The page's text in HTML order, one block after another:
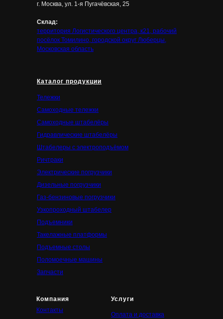
Каталог продукции
Тележки
Самоходные тележки
Самоходные штабелёры
Гидравлические штабелёры
Штабелеры с электроподъёмом
Ричтраки
Электрические погрузчики
Дизельные погрузчики
Газ-бензиновые погрузчики
Узкопроходный штабелер
Подъемники
Такелажные платформы
Подъемные столы
Поломоечные машины
Запчасти
Компания
Контакты
г. Москва, ул. 1-я Пугачёвская, 25
Склад:
территория Логистического центра, к21, рабочий
посёлок Томилино, городской округ Люберцы,
Московская область
Услуги
Оплата и доставка